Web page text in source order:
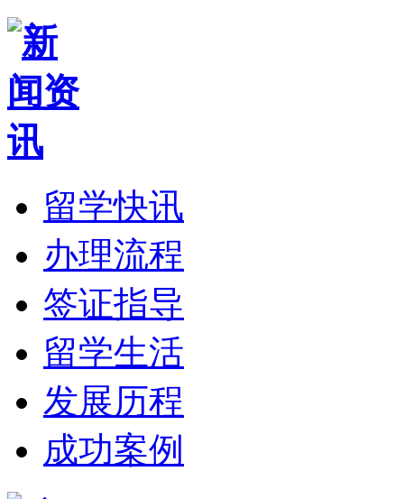
留学快讯
办理流程
签证指导
留学生活
发展历程
成功案例